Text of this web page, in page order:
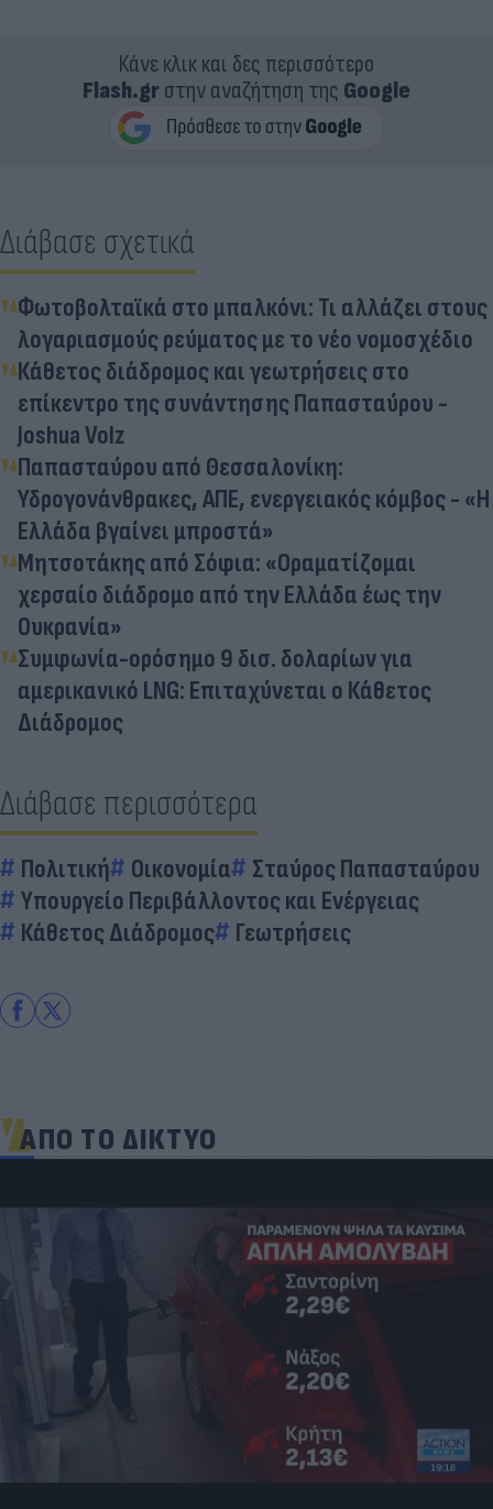
Κάνε κλικ και δες περισσότερο
Flash.grστην αναζήτηση της Google
Διάβασε σχετικά
Φωτοβολταϊκά στο μπαλκόνι: Τι αλλάζει στους
λογαριασμούς ρεύματος με το νέο νομοσχέδιο
Κάθετος διάδρομος και γεωτρήσεις στο
επίκεντρο της συνάντησης Παπασταύρου -
Joshua Volz
Παπασταύρου από Θεσσαλονίκη:
Υδρογονάνθρακες, ΑΠΕ, ενεργειακός κόμβος - «Η
Ελλάδα βγαίνει μπροστά»
Μητσοτάκης από Σόφια: «Οραματίζομαι
χερσαίο διάδρομο από την Ελλάδα έως την
Ουκρανία»
Συμφωνία-ορόσημο 9 δισ. δολαρίων για
αμερικανικό LNG: Επιταχύνεται ο Κάθετος
Διάδρομος
Διάβασε περισσότερα
Πολιτική Οικονομία
Σταύρος Παπασταύρου
Υπουργείο Περιβάλλοντος και Ενέργειας
Κάθετος Διάδρομος
Γεωτρήσεις
ΑΠΟ ΤΟ ΔΙΚΤΥΟ